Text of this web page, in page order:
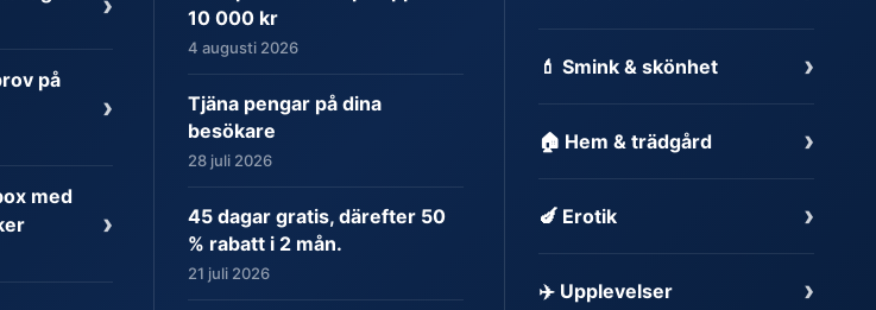
på
›
med
›
10 000 kr
4 augusti 2026
Tjäna pengar på dina
besökare
28 juli 2026
45 dagar gratis, därefter 50
% rabatt i 2 mån.
21 juli 2026
💄 Smink & skönhet ›
🏠 Hem & trädgård ›
🍆 Erotik ›
✈️ Upplevelser ›